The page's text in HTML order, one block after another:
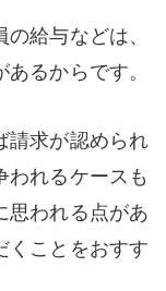
給与などは、
るからです。
請求が認められ
れるケースも
思われる点があ
くことをおすす